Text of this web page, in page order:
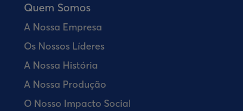
Quem Somos
A Nossa Empresa
Os Nossos Líderes
A Nossa História
A Nossa Produção
O Nosso Impacto Social